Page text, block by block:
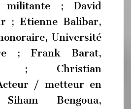
militante ; David
; Etienne Balibar,
Université
; Frank Barat,
; Christian
/ metteur en
Bengoua,